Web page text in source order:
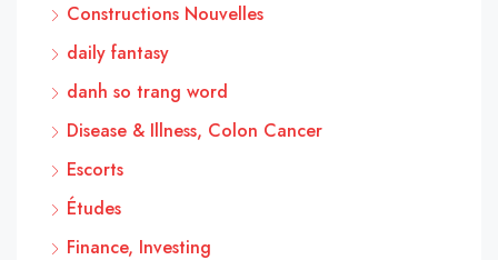
Constructions Nouvelles
daily fantasy
danh so trang word
Disease & Illness, Colon Cancer
Escorts
Études
Finance, Investing